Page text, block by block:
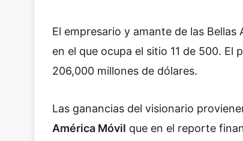
El empresario y amante de las Bellas
en el que ocupa el sitio 11 de 500.
206,000 millones de dólares.
Las ganancias del visionario
América Móvil que en el reporte